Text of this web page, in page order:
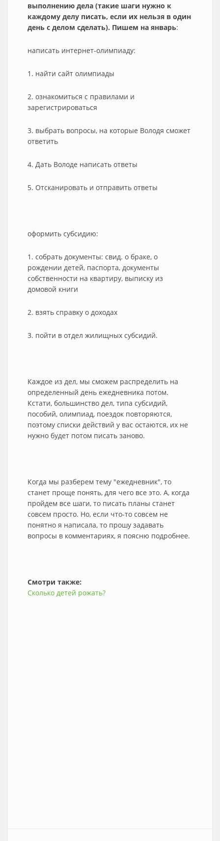
выполнению дела (такие шаги нужно к
каждому делу писать, если их нельзя в один
день с делом сделать). Пишем на январь:
написать интернет-олимпиаду:
1. найти сайт олимпиады
2. ознакомиться с правилами и
зарегистрироваться
3. выбрать вопросы, на которые Володя сможет
ответить
4. Дать Володе написать ответы
5. Отсканировать и отправить ответы
оформить субсидию:
1. собрать документы: свид. о браке, о
рождении детей, паспорта, документы
собственности на квартиру, выписку из
домовой книги
2. взять справку о доходах
3. пойти в отдел жилищных субсидий.
Каждое из дел, мы сможем распределить на
определенный день ежедневника потом.
Кстати, большинство дел, типа субсидий,
пособий, олимпиад, поездок повторяются,
поэтому списки действий у вас остаются, их не
нужно будет потом писать заново.
Когда мы разберем тему "ежедневник", то
станет проще понять, для чего все это. А, когда
пройдем все шаги, то писать планы станет
совсем просто. Но, если что-то совсем не
понятно я написала, то прошу задавать
вопросы в комментариях, я поясню подробнее.
Смотри также:
Сколько детей рожать?